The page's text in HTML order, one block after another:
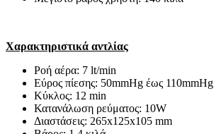
Χαρακτηριστικά αντλίας
Ροή αέρα: 7 lt/min
Εύρος πίεσης: 50mmHg έως 110mmHg
Κύκλος: 12 min
Κατανάλωση ρεύματος: 10W
Διαστάσεις: 265x125x105 mm